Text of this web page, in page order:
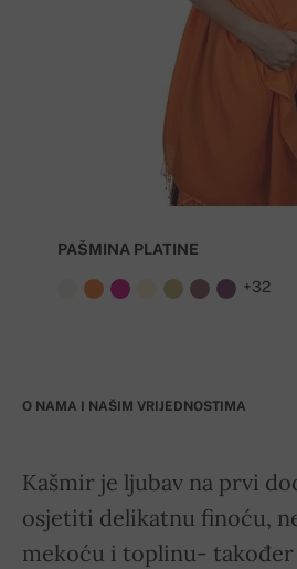
PAŠMINA PLATINE
+32
O NAMA I NAŠIM VRIJEDNOSTIMA
Kašmir je ljubav na prvi
osjetiti delikatnu finoću,
mekoću i toplinu-